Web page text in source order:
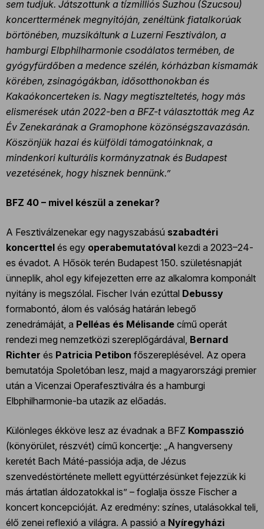
sem tudjuk. Játszottunk a tízmilliós Suzhou (Szucsou)
koncerttermének megnyitóján, zenéltünk fiatalkorúak
börtönében, muzsikáltunk a Luzerni Fesztiválon, a
hamburgi Elbphilharmonie csodálatos termében, de
gyógyfürdőben a medence szélén, kórházban kismamák
körében, zsinagógákban, idősotthonokban és
Kakaókoncerteken is. Nagy megtiszteltetés, hogy más
elismerések után 2022-ben a BFZ-t választották meg Az
Év Zenekarának a Gramophone közönségszavazásán.
Köszönjük hazai és külföldi támogatóinknak, a
mindenkori kulturális kormányzatnak és Budapest
vezetésének, hogy hisznek bennünk.”
BFZ 40 – mivel készül a zenekar?
A Fesztiválzenekar egy nagyszabású szabadtéri
koncerttel és egy operabemutatóval kezdi a 2023–24-
es évadot. A Hősök terén Budapest 150. születésnapját
ünneplik, ahol egy kifejezetten erre az alkalomra komponált
nyitány is megszólal. Fischer Iván ezúttal Debussy
formabontó, álom és valóság határán lebegő
zenedrámáját, a Pelléas és Mélisande című operát
rendezi meg nemzetközi szereplőgárdával, Bernard
Richter és Patricia Petibon főszereplésével. Az opera
bemutatója Spoletóban lesz, majd a magyarországi premier
után a Vicenzai Operafesztiválra és a hamburgi
Elbphilharmonie-ba utazik az előadás.
Különleges ékköve lesz az évadnak a BFZ Kompasszió
(könyörület, részvét) című koncertje: „A hangverseny
keretét Bach Máté-passiója adja, de Jézus
szenvedéstörténete mellett együttérzésünket fejezzük ki
más ártatlan áldozatokkal is” – foglalja össze Fischer a
koncert koncepcióját. Az eredmény: színes, utalásokkal teli,
élő zenei reflexió a világra. A passió a Nyíregyházi